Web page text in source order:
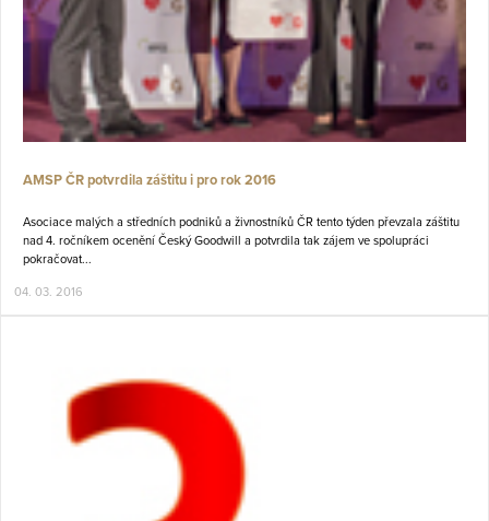
AMSP ČR potvrdila záštitu i pro rok 2016
Asociace malých a středních podniků a živnostníků ČR tento týden převzala záštitu
nad 4. ročníkem ocenění Český Goodwill a potvrdila tak zájem ve spolupráci
pokračovat...
04. 03. 2016